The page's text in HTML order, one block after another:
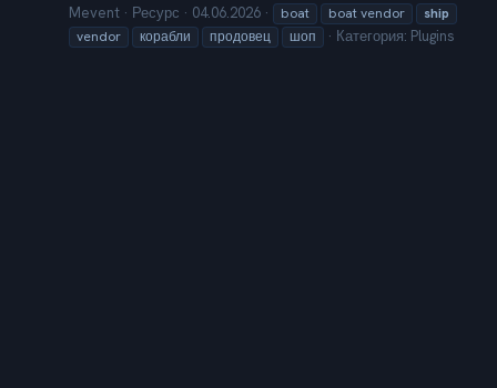
Mevent Ресурс 04.06.2026 boat boat vendor
ship
vendor
корабли продовец шоп Категория: Plugins